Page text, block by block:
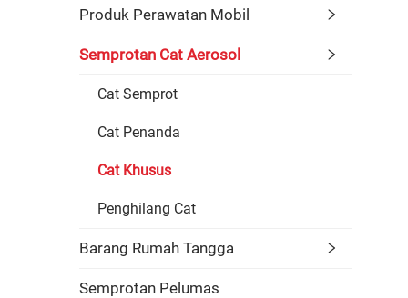
Produk Perawatan Mobil
Semprotan Cat Aerosol
Cat Semprot
Cat Penanda
Cat Khusus
Penghilang Cat
Barang Rumah Tangga
Semprotan Pelumas